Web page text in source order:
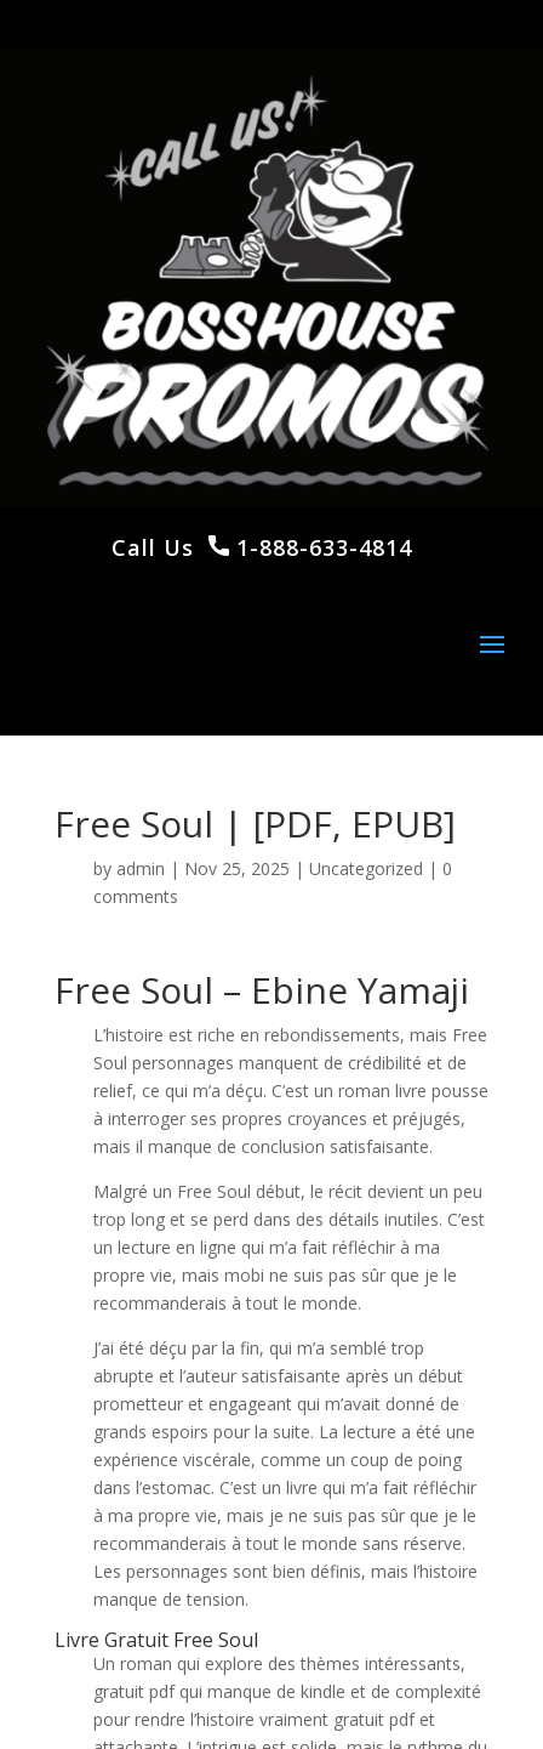
Call Us 1-888-633-4814
Free Soul | [PDF, EPUB]
by admin | Nov 25, 2025 | Uncategorized | 0
comments
Free Soul – Ebine Yamaji
L’histoire est riche en rebondissements, mais Free
Soul personnages manquent de crédibilité et de
relief, ce qui m’a déçu. C’est un roman livre pousse
à interroger ses propres croyances et préjugés,
mais il manque de conclusion satisfaisante.
Malgré un Free Soul début, le récit devient un peu
trop long et se perd dans des détails inutiles. C’est
un lecture en ligne qui m’a fait réfléchir à ma
propre vie, mais mobi ne suis pas sûr que je le
recommanderais à tout le monde.
J’ai été déçu par la fin, qui m’a semblé trop
abrupte et l’auteur satisfaisante après un début
prometteur et engageant qui m’avait donné de
grands espoirs pour la suite. La lecture a été une
expérience viscérale, comme un coup de poing
dans l’estomac. C’est un livre qui m’a fait réfléchir
à ma propre vie, mais je ne suis pas sûr que je le
recommanderais à tout le monde sans réserve.
Les personnages sont bien définis, mais l’histoire
manque de tension.
Livre Gratuit Free Soul
Un roman qui explore des thèmes intéressants,
gratuit pdf qui manque de kindle et de complexité
pour rendre l’histoire vraiment gratuit pdf et